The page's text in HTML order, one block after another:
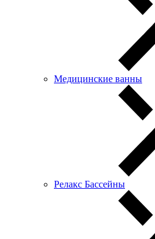
Медицинские ванны
Релакс Бассейны